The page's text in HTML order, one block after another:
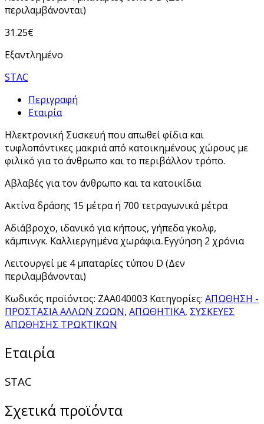
περιλαμβάνονται)
31.25€
Εξαντλημένο
STAC
Περιγραφή
Εταιρία
Ηλεκτρονική Συσκευή που απωθεί φίδια και
τυφλοπόντικες μακριά από κατοικημένους χώρους με
φιλικό για το άνθρωπο και το περιβάλλον τρόπο.
Αβλαβές για τον άνθρωπο και τα κατοικίδια
Ακτίνα δράσης 15 μέτρα ή 700 τετραγωνικά μέτρα
Αδιάβροχο, ιδανικό για κήπους, γήπεδα γκολφ,
κάμπινγκ. Καλλιεργημένα χωράφια..Εγγύηση 2 χρόνια
Λειτουργεί με 4 μπαταρίες τύπου D (Δεν
περιλαμβάνονται)
Κωδικός προϊόντος: ΖΑΑ040003 Κατηγορίες: ΑΠΩΘΗΣΗ -
ΠΡΟΣΤΑΣΙΑ ΑΛΛΩΝ ΖΩΩΝ, ΑΠΩΘΗΤΙΚΑ, ΣΥΣΚΕΥΕΣ
ΑΠΩΘΗΣΗΣ ΤΡΩΚΤΙΚΩΝ
Εταιρία
STAC
Σχετικά προϊόντα